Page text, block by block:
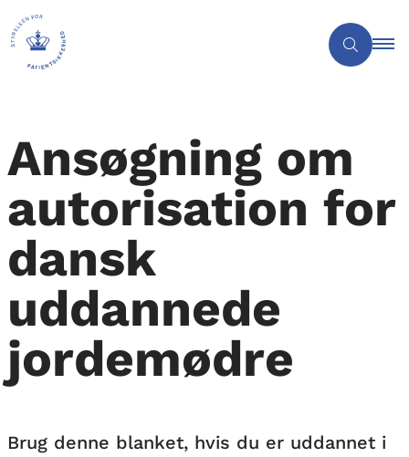
Ansøgning om
autorisation for
dansk
uddannede
jordemødre
Brug denne blanket, hvis du er uddannet i